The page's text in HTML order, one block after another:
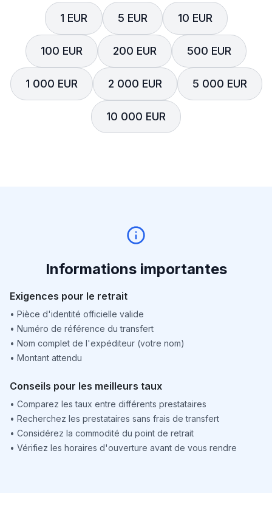
1 EUR 5 EUR 10 EUR
100 EUR 200 EUR 500 EUR
1 000 EUR 2 000 EUR 5 000 EUR
10 000 EUR
Informations importantes
Exigences pour le retrait
• Pièce d'identité officielle valide
• Numéro de référence du transfert
• Nom complet de l'expéditeur (votre nom)
• Montant attendu
Conseils pour les meilleurs taux
• Comparez les taux entre différents prestataires
• Recherchez les prestataires sans frais de transfert
• Considérez la commodité du point de retrait
• Vérifiez les horaires d'ouverture avant de vous rendre